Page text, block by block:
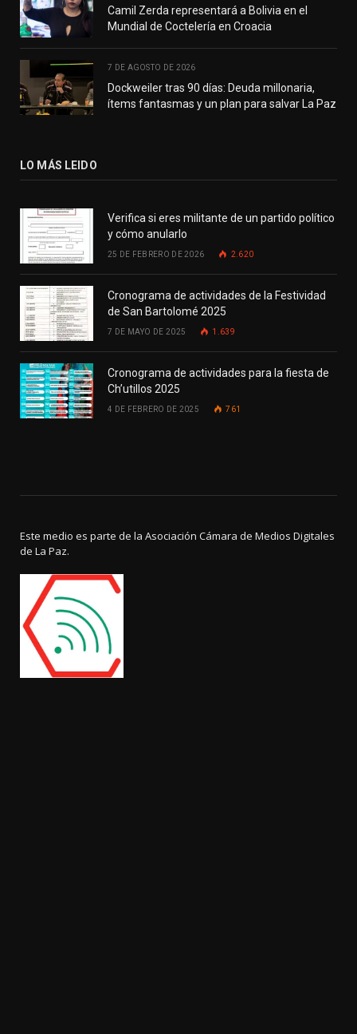
Camil Zerda representará a Bolivia en el
Mundial de Coctelería en Croacia
7 DE AGOSTO DE 2026
Dockweiler tras 90 días: Deuda millonaria,
ítems fantasmas y un plan para salvar La Paz
LO MÁS LEIDO
Verifica si eres militante de un partido político
y cómo anularlo
25 DE FEBRERO DE 2026 2.620
Cronograma de actividades de la Festividad
de San Bartolomé 2025
7 DE MAYO DE 2025 1.639
Cronograma de actividades para la fiesta de
Ch’utillos 2025
4 DE FEBRERO DE 2025 761
Este medio es parte de la Asociación Cámara de Medios Digitales
de La Paz.